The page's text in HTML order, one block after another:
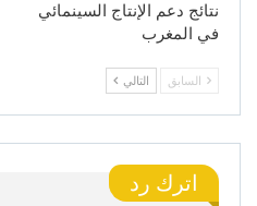
نتائج دعم الإنتاج السينمائي
في المغرب
السابق التالي
اترك رد